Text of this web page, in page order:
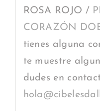
ROSA ROJO /
CORAZÓN
tienes alguna
te muestre
dudes en